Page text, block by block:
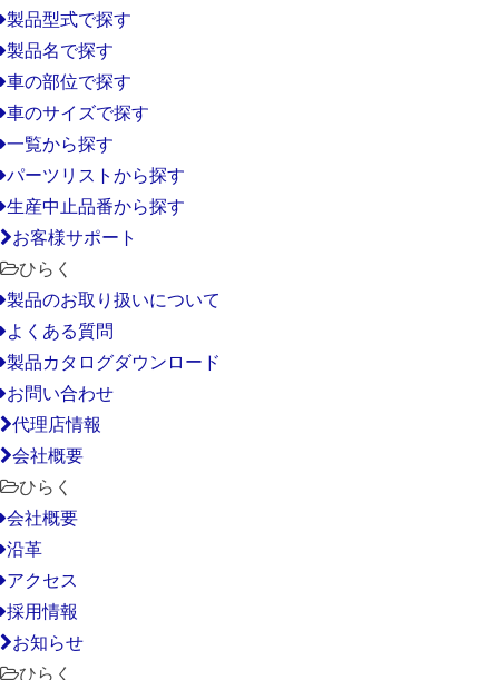
製品型式で探す
製品名で探す
車の部位で探す
車のサイズで探す
一覧から探す
パーツリストから探す
生産中止品番から探す
お客様サポート
ひらく
製品のお取り扱いについて
よくある質問
製品カタログダウンロード
お問い合わせ
代理店情報
会社概要
ひらく
会社概要
沿革
アクセス
採用情報
お知らせ
ひらく